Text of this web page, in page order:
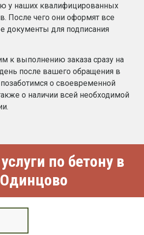
у наших квалифицированных
После чего они оформят все
документы для подписания
к выполнению заказа сразу на
после вашего обращения в
о своевременной
о наличии всей необходимой
по бетону в
Одинцово